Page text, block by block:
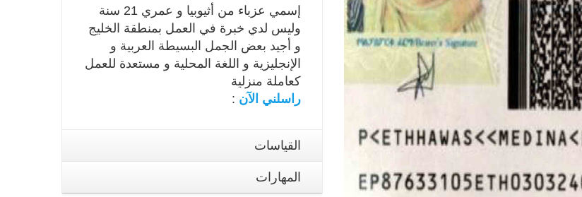
إسمي
عزباء من أثيوبيا و عمري 21 سنة
وليس لدي خبرة في العمل بمنطقة الخليج
و أجيد بعض الجمل البسيطة العربية و
الإنجليزية و اللغة المحلية و مستعدة للعمل
كعاملة منزلية
راسلني الآن :
القياسات
المهارات